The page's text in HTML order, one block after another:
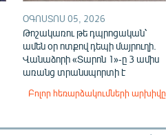
ՕԳՈՍՏՈՍ 05, 2026
Թոշակառու թե դպրոցական՝
ամեն օր ոտքով դեպի մայրուղի.
Վանաձորի «Տարոն 1»-ը 3 ամիս
առանց տրանսպորտի է
Բոլոր հեռարձակումների արխիվը